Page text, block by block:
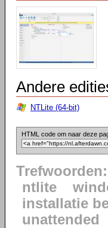
Andere
NTLite (64-bit)
HTML code om naar deze
Trefwoorden:
ntlite
installatie
unattended